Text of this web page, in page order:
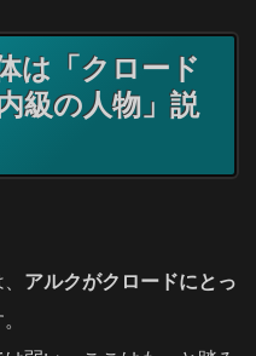
は「クロード
級の人物」説
アルクがクロードにとっ